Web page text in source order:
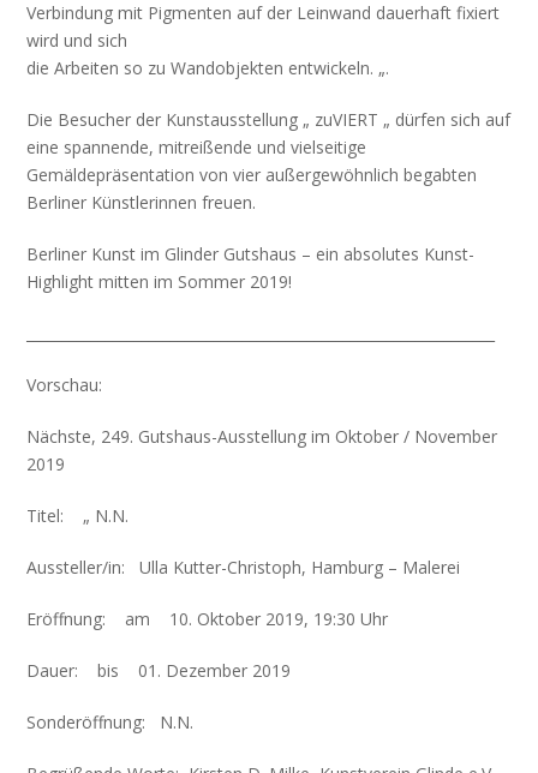
Verbindung mit Pigmenten auf der Leinwand dauerhaft fixiert
wird und sich
die Arbeiten so zu Wandobjekten entwickeln. „.
Die Besucher der Kunstausstellung „ zuVIERT „ dürfen sich auf
eine spannende, mitreißende und vielseitige
Gemäldepräsentation von vier außergewöhnlich begabten
Berliner Künstlerinnen freuen.
Berliner Kunst im Glinder Gutshaus – ein absolutes Kunst-
Highlight mitten im Sommer 2019!
Vorschau:
Nächste, 249. Gutshaus-Ausstellung im Oktober / November
2019
Titel: „ N.N.
Aussteller/in: Ulla Kutter-Christoph, Hamburg – Malerei
Eröffnung: am 10. Oktober 2019, 19:30 Uhr
Dauer: bis 01. Dezember 2019
Sonderöffnung: N.N.